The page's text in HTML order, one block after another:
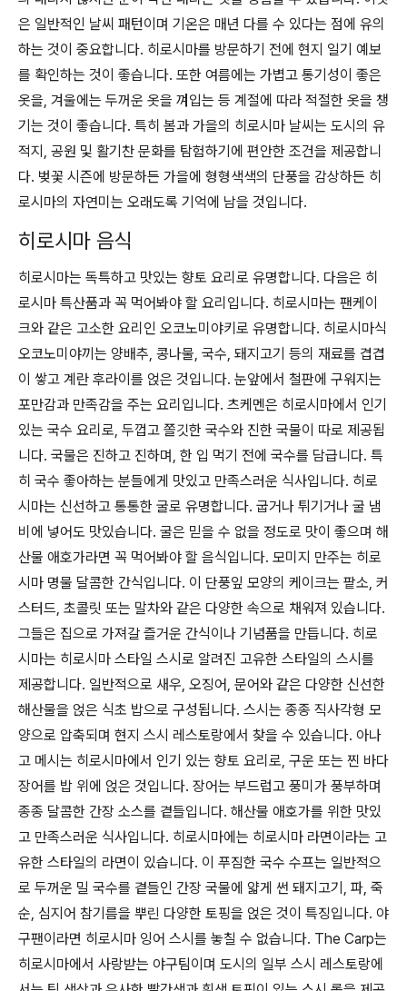
은 일반적인 날씨 패턴이며 기온은 매년 다를 수 있다는 점에 유의
하는 것이 중요합니다. 히로시마를 방문하기 전에 현지 일기 예보
를 확인하는 것이 좋습니다. 또한 여름에는 가볍고 통기성이 좋은
옷을, 겨울에는 두꺼운 옷을 껴입는 등 계절에 따라 적절한 옷을 챙
기는 것이 좋습니다. 특히 봄과 가을의 히로시마 날씨는 도시의 유
적지, 공원 및 활기찬 문화를 탐험하기에 편안한 조건을 제공합니
다. 벚꽃 시즌에 방문하든 가을에 형형색색의 단풍을 감상하든 히
로시마의 자연미는 오래도록 기억에 남을 것입니다.
히로시마 음식
히로시마는 독특하고 맛있는 향토 요리로 유명합니다. 다음은 히
로시마 특산품과 꼭 먹어봐야 할 요리입니다. 히로시마는 팬케이
크와 같은 고소한 요리인 오코노미야키로 유명합니다. 히로시마식
오코노미야끼는 양배추, 콩나물, 국수, 돼지고기 등의 재료를 겹겹
이 쌓고 계란 후라이를 얹은 것입니다. 눈앞에서 철판에 구워지는
포만감과 만족감을 주는 요리입니다. 츠케멘은 히로시마에서 인기
있는 국수 요리로, 두껍고 쫄깃한 국수와 진한 국물이 따로 제공됩
니다. 국물은 진하고 진하며, 한 입 먹기 전에 국수를 담급니다. 특
히 국수 좋아하는 분들에게 맛있고 만족스러운 식사입니다. 히로
시마는 신선하고 통통한 굴로 유명합니다. 굽거나 튀기거나 굴 냄
비에 넣어도 맛있습니다. 굴은 믿을 수 없을 정도로 맛이 좋으며 해
산물 애호가라면 꼭 먹어봐야 할 음식입니다. 모미지 만주는 히로
시마 명물 달콤한 간식입니다. 이 단풍잎 모양의 케이크는 팥소, 커
스터드, 초콜릿 또는 말차와 같은 다양한 속으로 채워져 있습니다.
그들은 집으로 가져갈 즐거운 간식이나 기념품을 만듭니다. 히로
시마는 히로시마 스타일 스시로 알려진 고유한 스타일의 스시를
제공합니다. 일반적으로 새우, 오징어, 문어와 같은 다양한 신선한
해산물을 얹은 식초 밥으로 구성됩니다. 스시는 종종 직사각형 모
양으로 압축되며 현지 스시 레스토랑에서 찾을 수 있습니다. 아나
고 메시는 히로시마에서 인기 있는 향토 요리로, 구운 또는 찐 바다
장어를 밥 위에 얹은 것입니다. 장어는 부드럽고 풍미가 풍부하며
종종 달콤한 간장 소스를 곁들입니다. 해산물 애호가를 위한 맛있
고 만족스러운 식사입니다. 히로시마에는 히로시마 라면이라는 고
유한 스타일의 라면이 있습니다. 이 푸짐한 국수 수프는 일반적으
로 두꺼운 밀 국수를 곁들인 간장 국물에 얇게 썬 돼지고기, 파, 죽
순, 심지어 참기름을 뿌린 다양한 토핑을 얹은 것이 특징입니다. 야
구팬이라면 히로시마 잉어 스시를 놓칠 수 없습니다. The Carp는
히로시마에서 사랑받는 야구팀이며 도시의 일부 스시 레스토랑에